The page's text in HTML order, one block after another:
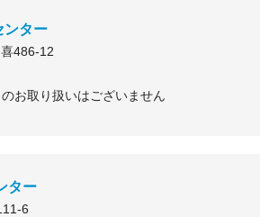
ンター
486-12
お取り扱いはございません
ター
6